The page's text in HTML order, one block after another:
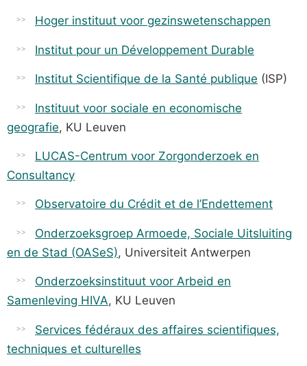
Hoger instituut voor gezinswetenschappen
Institut pour un Développement Durable
Institut Scientifique de la Santé publique (ISP)
Instituut voor sociale en economische
geografie, KU Leuven
LUCAS-Centrum voor Zorgonderzoek en
Consultancy
Observatoire du Crédit et de l’Endettement
Onderzoeksgroep Armoede, Sociale Uitsluiting
en de Stad (OASeS), Universiteit Antwerpen
Onderzoeksinstituut voor Arbeid en
Samenleving HIVA, KU Leuven
Services fédéraux des affaires scientifiques,
techniques et culturelles